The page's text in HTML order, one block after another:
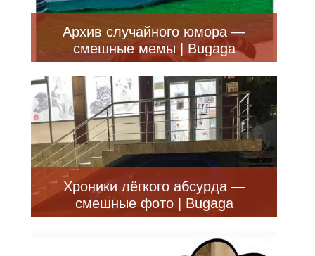
Архив случайного юмора —
смешные мемы | Bugaga
Хроники лёгкого абсурда —
смешные фото | Bugaga